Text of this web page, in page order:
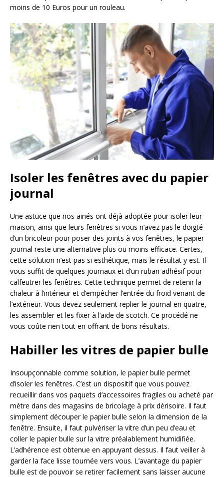
moins de 10 Euros pour un rouleau.
Isoler les fenêtres avec du papier
journal
Une astuce que nos ainés ont déjà adoptée pour isoler leur
maison, ainsi que leurs fenêtres si vous n’avez pas le doigté
d’un bricoleur pour poser des joints à vos fenêtres, le papier
journal reste une alternative plus ou moins efficace. Certes,
cette solution n’est pas si esthétique, mais le résultat y est. Il
vous suffit de quelques journaux et d’un ruban adhésif pour
calfeutrer les fenêtres. Cette technique permet de retenir la
chaleur à l’intérieur et d’empêcher l’entrée du froid venant de
l’extérieur. Vous devez seulement replier le journal en quatre,
les assembler et les fixer à l’aide de scotch. Ce procédé ne
vous coûte rien tout en offrant de bons résultats.
Habiller les vitres de papier bulle
Insoupçonnable comme solution, le papier bulle permet
d’isoler les fenêtres. C’est un dispositif que vous pouvez
recueillir dans vos paquets d’accessoires fragiles ou acheté par
mètre dans des magasins de bricolage à prix dérisoire. Il faut
simplement découper le papier bulle selon la dimension de la
fenêtre. Ensuite, il faut pulvériser la vitre d’un peu d’eau et
coller le papier bulle sur la vitre préalablement humidifiée.
L’adhérence est obtenue en appuyant dessus. Il faut veiller à
garder la face lisse tournée vers vous. L’avantage du papier
bulle est de pouvoir se retirer facilement sans laisser aucune